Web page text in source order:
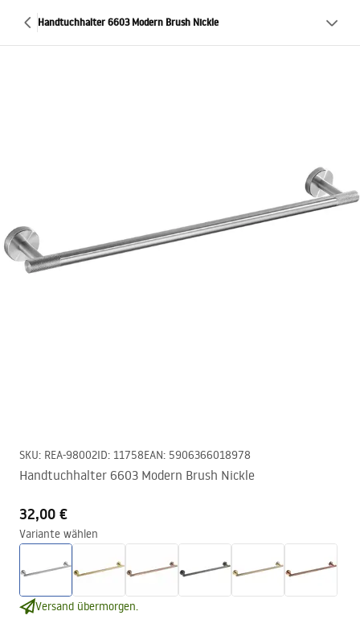
Handtuchhalter 6603 Modern Brush Nickle
SKU: REA-98002ID: 11758EAN: 5906366018978
Handtuchhalter 6603 Modern Brush Nickle
32,00 €
Variante wählen
Versand übermorgen.